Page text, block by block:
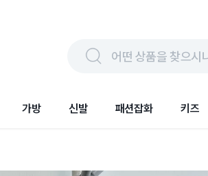
어떤 상품을 찾으시
가방 신발 패션잡화 키즈